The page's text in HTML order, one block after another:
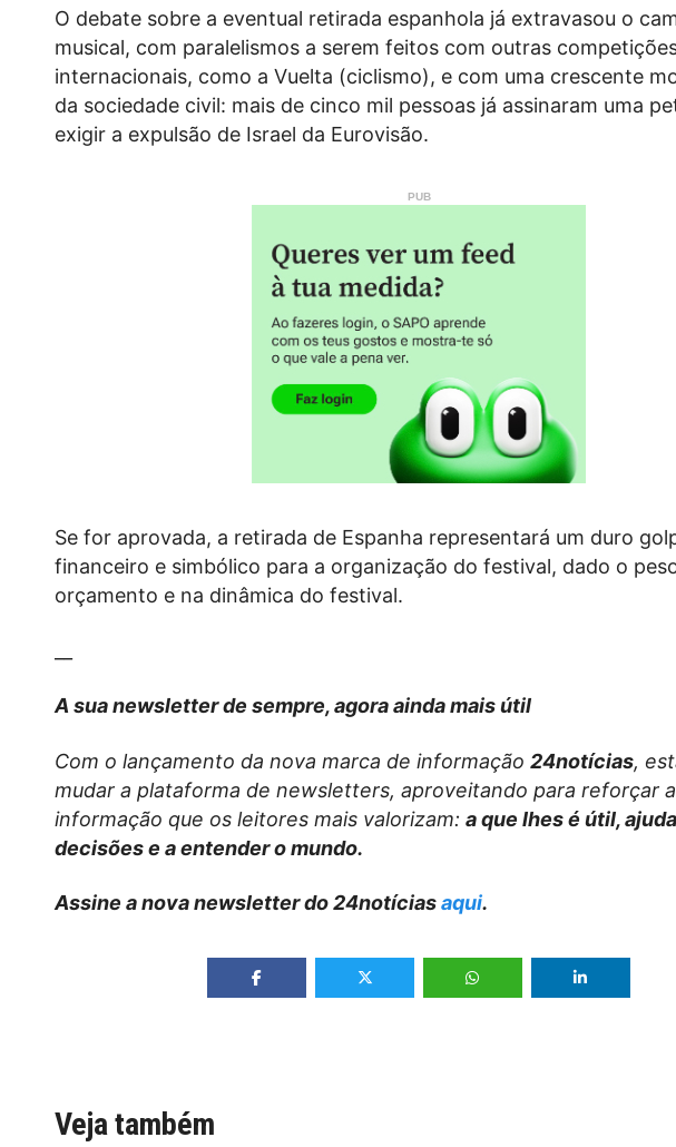
O debate sobre a eventual retirada espanhola já extravasou o
musical, com paralelismos a serem feitos com outras
internacionais, como a Vuelta (ciclismo), e com uma crescente
da sociedade civil: mais de cinco mil pessoas já assinaram uma
exigir a expulsão de Israel da Eurovisão.
Se for aprovada, a retirada de Espanha representará um duro
financeiro e simbólico para a organização do festival, dado o
orçamento e na dinâmica do festival.
A sua newsletter de sempre, agora ainda mais útil
Com o lançamento da nova marca de informação 24notícias,
mudar a plataforma de newsletters, aproveitando para reforçar a
informação que os leitores mais valorizam: a que lhes é útil,
decisões e a entender o mundo.
Assine a nova newsletter do 24notíciasaqui.
Veja também